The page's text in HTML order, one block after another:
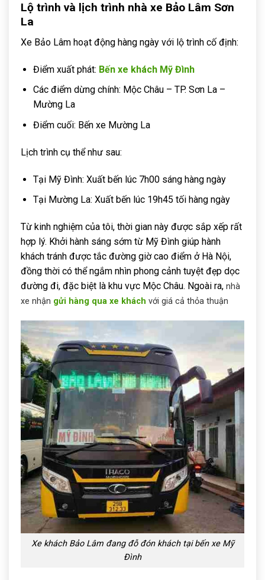
Lộ trình và lịch trình nhà xe Bảo Lâm Sơn
La
Xe Bảo Lâm hoạt động hàng ngày với lộ trình cố định:
Điểm xuất phát: Bến xe khách Mỹ Đình
Các điểm dừng chính: Mộc Châu – TP. Sơn La –
Mường La
Điểm cuối: Bến xe Mường La
Lịch trình cụ thể như sau:
Tại Mỹ Đình: Xuất bến lúc 7h00 sáng hàng ngày
Tại Mường La: Xuất bến lúc 19h45 tối hàng ngày
Từ kinh nghiệm của tôi, thời gian này được sắp xếp rất
hợp lý. Khởi hành sáng sớm từ Mỹ Đình giúp hành
khách tránh được tắc đường giờ cao điểm ở Hà Nội,
đồng thời có thể ngắm nhìn phong cảnh tuyệt đẹp dọc
đường đi, đặc biệt là khu vực Mộc Châu. Ngoài ra, nhà
xe nhận gửi hàng qua xe khách với giá cả thỏa thuận
Xe khách Bảo Lâm đang đỗ đón khách tại bến xe Mỹ
Đình